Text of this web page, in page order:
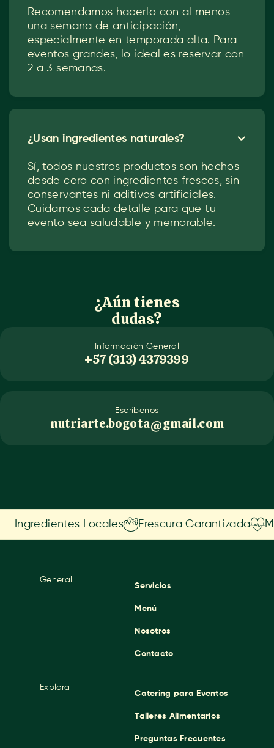
Recomendamos hacerlo con al menos
una semana de anticipación,
especialmente en temporada alta. Para
eventos grandes, lo ideal es reservar con
2 a 3 semanas.
¿Usan ingredientes naturales? ˇ
Sí, todos nuestros productos son hechos
desde cero con ingredientes frescos, sin
conservantes ni aditivos artificiales.
Cuidamos cada detalle para que tu
evento sea saludable y memorable.
¿Aún tienes
dudas?
Información General
+57 (313) 4379399
Escríbenos
nutriarte.bogota@gmail.com
Ingredientes Locales Frescura Garantizada
General
Servicios
Menú
Nosotros
Contacto
Explora
Catering para Eventos
Talleres Alimentarios
Preguntas Frecuentes